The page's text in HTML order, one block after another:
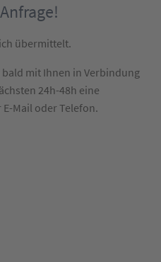
übermittelt.
mit Ihnen in Verbindung
24h-48h eine
Mail oder Telefon.